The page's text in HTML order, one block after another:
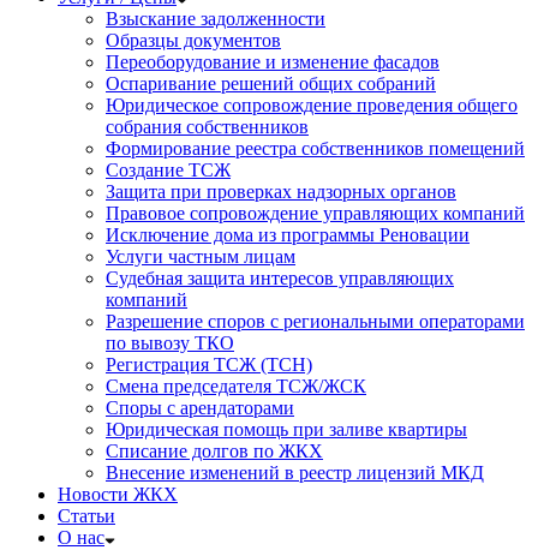
Взыскание задолженности
Образцы документов
Переоборудование и изменение фасадов
Оспаривание решений общих собраний
Юридическое сопровождение проведения общего
собрания собственников
Формирование реестра собственников помещений
Создание ТСЖ
Защита при проверках надзорных органов
Правовое сопровождение управляющих компаний
Исключение дома из программы Реновации
Услуги частным лицам
Судебная защита интересов управляющих
компаний
Разрешение споров с региональными операторами
по вывозу ТКО
Регистрация ТСЖ (ТСН)
Смена председателя ТСЖ/ЖСК
Споры с арендаторами
Юридическая помощь при заливе квартиры
Списание долгов по ЖКХ
Внесение изменений в реестр лицензий МКД
Новости ЖКХ
Статьи
О нас